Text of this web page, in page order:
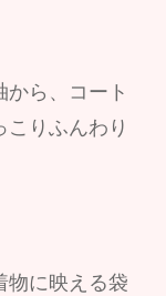
ら、コート
りふんわり
物に映える袋